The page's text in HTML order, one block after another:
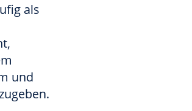
als
und